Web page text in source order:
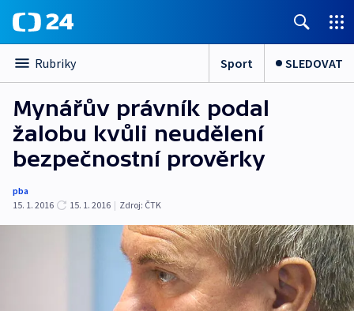
Rubriky Sport SLEDOVAT
Mynářův právník podal
žalobu kvůli neudělení
bezpečnostní prověrky
pba
15. 1. 2016
15. 1. 2016 | Zdroj: ČTK